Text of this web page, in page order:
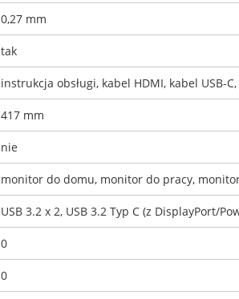
0,27 mm
tak
instrukcja obsługi, kabel HDMI, kabel USB-
417 mm
nie
monitor do domu, monitor do pracy,
USB 3.2 x 2, USB 3.2 Typ C (z DisplayPort/
0
0